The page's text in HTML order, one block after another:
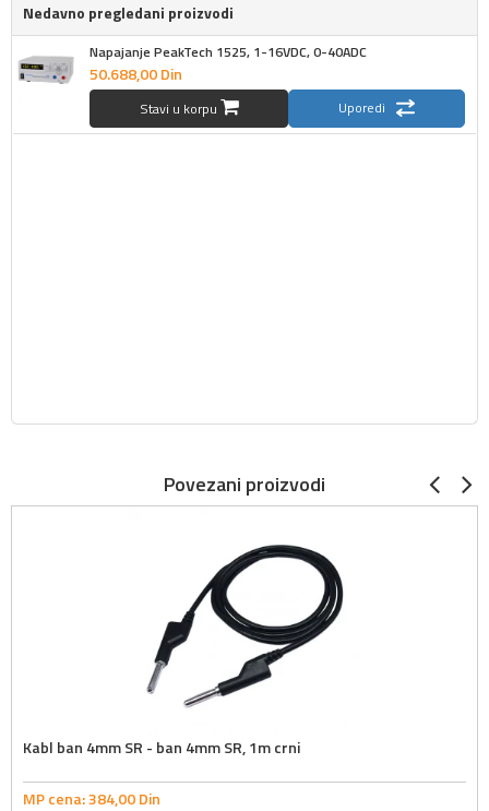
Nedavno pregledani proizvodi
Napajanje PeakTech 1525, 1-16VDC, 0-40ADC
50.688,00Din
Stavi u korpu Uporedi
Povezani proizvodi
Kabl ban 4mm SR - ban 4mm SR, 1m crni
MP cena:384,00Din